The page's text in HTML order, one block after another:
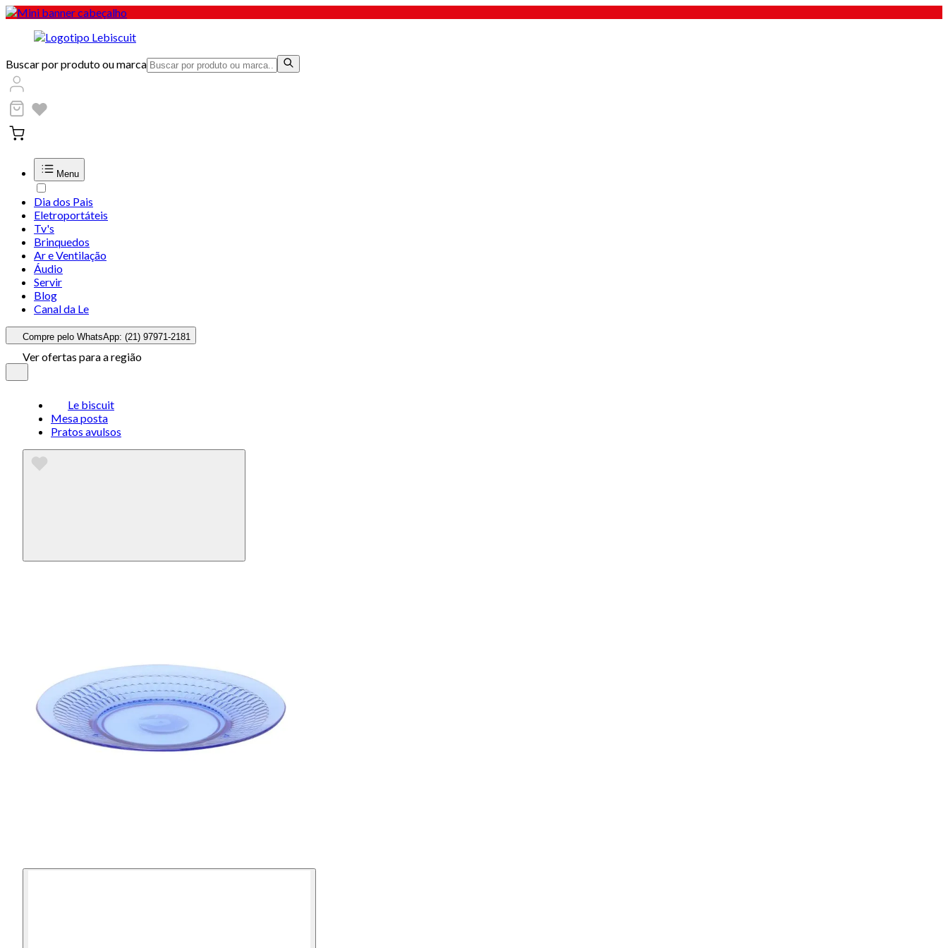
Buscar por produto ou marca
Menu
Dia dos Pais
Eletroportáteis
Tv's
Brinquedos
Ar e Ventilação
Áudio
Servir
Blog
Canal da Le
Compre pelo WhatsApp: (21) 97971-2181
Ver ofertas para a região
Le biscuit
Mesa posta
Pratos avulsos